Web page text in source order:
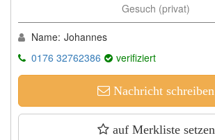
Gesuch (privat)
Name: Johannes
0176 32762386
verifiziert
Nachricht schreiben
auf Merkliste setzen